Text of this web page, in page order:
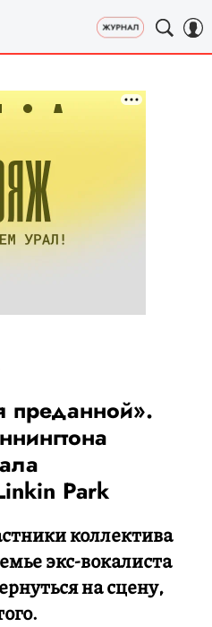
преданной».
Park
коллектива
экс-вокалиста
на сцену,